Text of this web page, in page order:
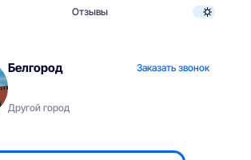
Отзывы
Белгород Заказать звонок
Другой город